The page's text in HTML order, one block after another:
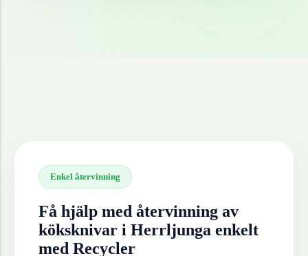
Enkel återvinning
Få hjälp med återvinning av
köksknivar i Herrljunga enkelt
med Recycler